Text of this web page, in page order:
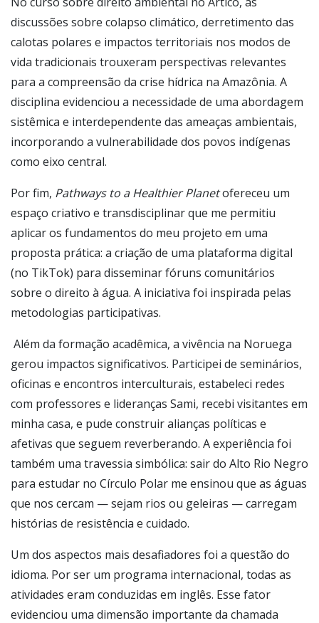
discussões sobre colapso climático, derretimento das
calotas polares e impactos territoriais nos modos de
vida tradicionais trouxeram perspectivas relevantes
para a compreensão da crise hídrica na Amazônia. A
disciplina evidenciou a necessidade de uma abordagem
sistêmica e interdependente das ameaças ambientais,
incorporando a vulnerabilidade dos povos indígenas
como eixo central.
Por fim, Pathways to a Healthier Planetofereceu um
espaço criativo e transdisciplinar que me permitiu
aplicar os fundamentos do meu projeto em uma
proposta prática: a criação de uma plataforma digital
(no TikTok) para disseminar fóruns comunitários
sobre o direito à água. A iniciativa foi inspirada pelas
metodologias participativas.
Além da formação acadêmica, a vivência na Noruega
gerou impactos significativos. Participei de seminários,
oficinas e encontros interculturais, estabeleci redes
com professores e lideranças Sami, recebi visitantes em
minha casa, e pude construir alianças políticas e
afetivas que seguem reverberando. A experiência foi
também uma travessia simbólica: sair do Alto Rio Negro
para estudar no Círculo Polar me ensinou que as águas
que nos cercam — sejam rios ou geleiras — carregam
histórias de resistência e cuidado.
Um dos aspectos mais desafiadores foi a questão do
idioma. Por ser um programa internacional, todas as
atividades eram conduzidas em inglês. Esse fator
evidenciou uma dimensão importante da chamada